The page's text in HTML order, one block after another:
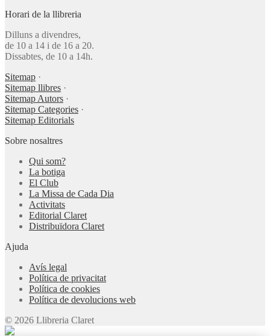
Horari de la llibreria
Dilluns a divendres,
de 10 a 14 i de 16 a 20.
Dissabtes, de 10 a 14h.
Sitemap ·
Sitemap llibres ·
Sitemap Autors ·
Sitemap Categories ·
Sitemap Editorials
Sobre nosaltres
Qui som?
La botiga
El Club
La Missa de Cada Dia
Activitats
Editorial Claret
Distribuïdora Claret
Ajuda
Avís legal
Política de privacitat
Política de cookies
Política de devolucions web
© 2026 Llibreria Claret